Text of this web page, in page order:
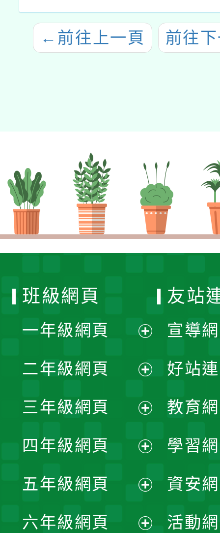
← 前往上一頁 前往
班級網頁
一年級網頁
開
選
單
二年級網頁
開
選
單
三年級網頁
開
選
單
四年級網頁
開
選
五年級網頁
六年級網頁
友站
宣導
好站
教育
學習
資安
活動